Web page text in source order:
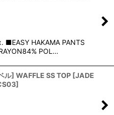
HAKAMA PANTS
POL…
ル] WAFFLE SS TOP [JADE
]